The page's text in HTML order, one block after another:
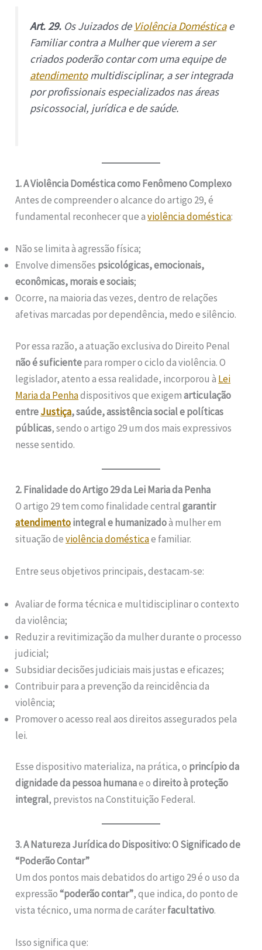
Art. 29. Os Juizados de Violência Domésticae
Familiar contra a Mulher que vierem a ser
criados poderão contar com uma equipe de
atendimentomultidisciplinar, a ser integrada
por profissionais especializados nas áreas
psicossocial, jurídica e de saúde.
1. A Violência Doméstica como Fenômeno Complexo
Antes de compreender o alcance do artigo 29, é
fundamental reconhecer que aviolência doméstica:
Não se limita à agressão física;
Envolve dimensões psicológicas, emocionais,
econômicas, morais e sociais;
Ocorre, na maioria das vezes, dentro de relações
afetivas marcadas por dependência, medo e silêncio.
Por essa razão, a atuação exclusiva do Direito Penal
não é suficientepara romper o ciclo da violência. O
legislador, atento a essa realidade, incorporou à Lei
Maria da Penhadispositivos que exigemarticulação
entreJustiça, saúde, assistência social e políticas
públicas, sendo o artigo 29 um dos mais expressivos
nesse sentido.
2. Finalidade do Artigo 29 da Lei Maria da Penha
O artigo 29 tem como finalidade centralgarantir
atendimentointegral e humanizadoà mulher em
situação deviolência domésticae familiar.
Entre seus objetivos principais, destacam-se:
Avaliar de forma técnica e multidisciplinar o contexto
da violência;
Reduzir a revitimização da mulher durante o processo
judicial;
Subsidiar decisões judiciais mais justas e eficazes;
Contribuir para a prevenção da reincidência da
violência;
Promover o acesso real aos direitos assegurados pela
lei.
Esse dispositivo materializa, na prática, o princípio da
dignidade da pessoa humanae odireito à proteção
integral, previstos na Constituição Federal.
3. A Natureza Jurídica do Dispositivo: O Significado de
“Poderão Contar”
Um dos pontos mais debatidos do artigo 29 é o uso da
expressão“poderão contar”, que indica, do ponto de
vista técnico, uma norma de caráterfacultativo.
Isso significa que: